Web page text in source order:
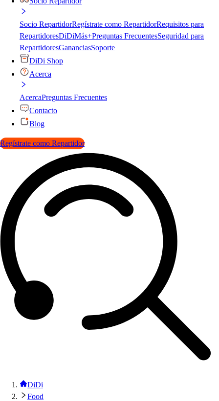
Socio RepartidorRegístrate como RepartidorRequisitos para
RepartidoresDiDiMás+Preguntas FrecuentesSeguridad para
RepartidoresGananciasSoporte
DiDi Shop
Acerca
AcercaPreguntas Frecuentes
Contacto
Blog
Regístrate como Repartidor
DiDi
Food